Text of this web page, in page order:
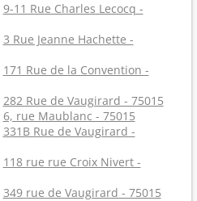
9-11 Rue Charles Lecocq -
3 Rue Jeanne Hachette -
171 Rue de la Convention -
282 Rue de Vaugirard - 75015
6, rue Maublanc - 75015
331B Rue de Vaugirard -
118 rue rue Croix Nivert -
349 rue de Vaugirard - 75015